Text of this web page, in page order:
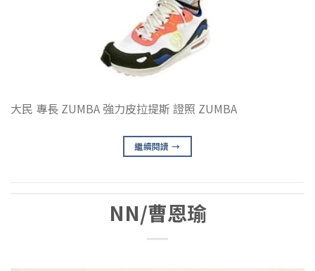
大民 專長 ZUMBA 強力皮拉提斯 證照 ZUMBA
繼續閱讀→
NN/曹恩瑜